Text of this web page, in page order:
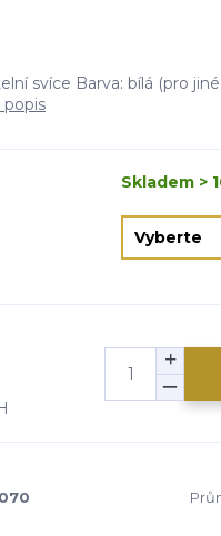
svíce Barva: bílá (pro
popis
Skladem >